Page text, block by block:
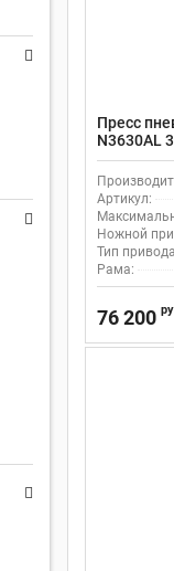
Пресс
N3630AL
Артикул:
Ножной
Тип
Рама:
76 200